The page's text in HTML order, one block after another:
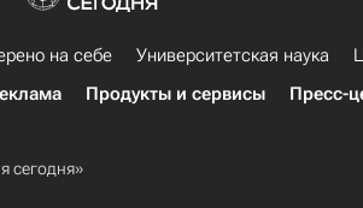
на себе Университетская наука
Продукты и сервисы Пресс-
сегодня»